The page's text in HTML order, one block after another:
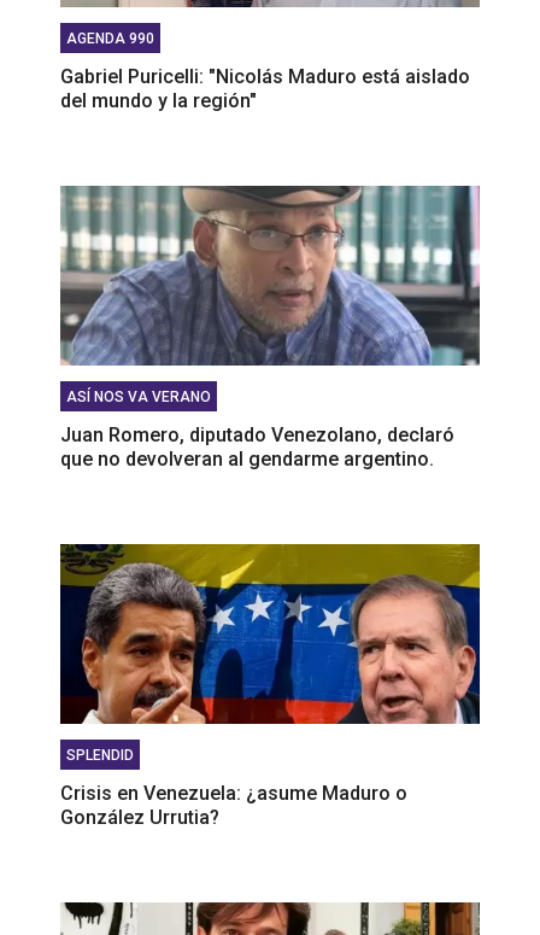
AGENDA 990
Gabriel Puricelli: "Nicolás Maduro está aislado
del mundo y la región"
ASÍ NOS VA VERANO
Juan Romero, diputado Venezolano, declaró
que no devolveran al gendarme argentino.
SPLENDID
Crisis en Venezuela: ¿asume Maduro o
González Urrutia?